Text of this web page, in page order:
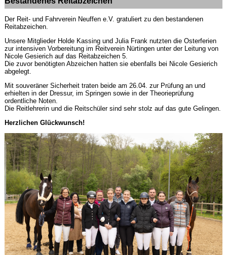
Der Reit- und Fahrverein Neuffen e.V. gratuliert zu den bestandenen
Reitabzeichen.
Unsere Mitglieder Holde Kassing und Julia Frank nutzten die Osterferien
zur intensiven Vorbereitung im Reitverein Nürtingen unter der Leitung von
Nicole Gesierich auf das Reitabzeichen 5.
Die zuvor benötigten Abzeichen hatten sie ebenfalls bei Nicole Gesierich
abgelegt.
Mit souveräner Sicherheit traten beide am 26.04. zur Prüfung an und
erhielten in der Dressur, im Springen sowie in der Theorieprüfung
ordentliche Noten.
Die Reitlehrerin und die Reitschüler sind sehr stolz auf das gute Gelingen.
Herzlichen Glückwunsch!